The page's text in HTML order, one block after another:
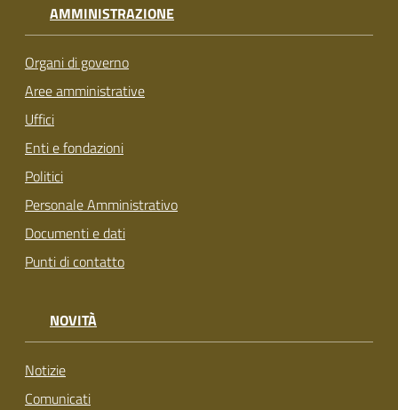
AMMINISTRAZIONE
Organi di governo
Aree amministrative
Uffici
Enti e fondazioni
Politici
Personale Amministrativo
Documenti e dati
Punti di contatto
NOVITÀ
Notizie
Comunicati